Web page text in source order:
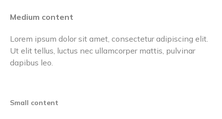
Medium content
Lorem ipsum dolor sit amet, consectetur adipiscing elit.
Ut elit tellus, luctus nec ullamcorper mattis, pulvinar
dapibus leo.
Small content